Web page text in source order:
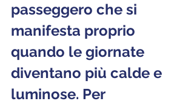
passeggero che si
manifesta proprio
quando le giornate
diventano più calde e
luminose. Per